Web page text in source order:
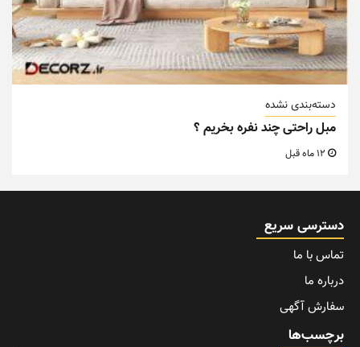
دسته‌بندی نشده
مبل راحتی چند نفره بخریم ؟
دسترسی سریع
تماس با ما
درباره ما
سفارش آگهی
برچسب‌ها